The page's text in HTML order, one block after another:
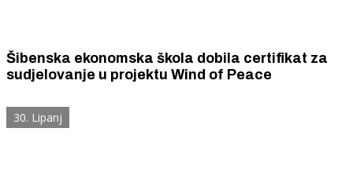
Šibenska ekonomska škola dobila certifikat za
sudjelovanje u projektu Wind of Peace
30. Lipanj